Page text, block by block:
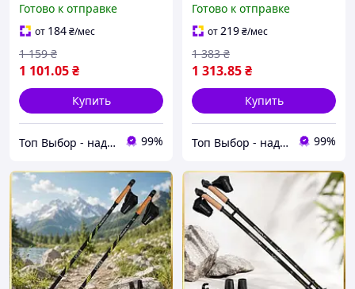
Fitnes TRR-011
Готово к отправке
от 184₴/мес
1 101.05₴
1 159 ₴
Купить
Топ Выбор - надежный магазин, провереный временем 99%
Trekking TRR-003
Готово к отправке
от219₴/мес
1 313.85₴
1 383 ₴
Купить
Топ Выбор - надежный магазин, провереный временем 99%